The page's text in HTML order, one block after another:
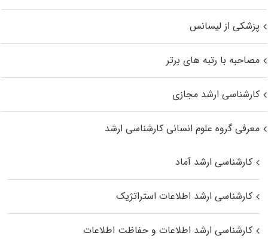
پزشکی از لیسانس
مصاحبه با رتبه های برتر
کارشناسی ارشد مجازی
معرفی گروه علوم انسانی کارشناسی ارشد
کارشناسی ارشد آماد
کارشناسی ارشد اطلاعات استراتژیک
کارشناسی ارشد اطلاعات و حفاظت اطلاعات